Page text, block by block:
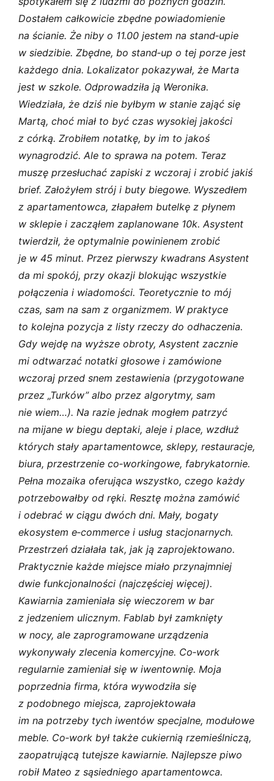
Dostałem całkowicie zbędne powiadomienie
na ścianie. Że niby o 11.00 jestem na stand‑upie
w siedzibie. Zbędne, bo stand‑up o tej porze jest
każdego dnia. Lokalizator pokazywał, że Marta
jest w szkole. Odprowadziła ją Weronika.
Wiedziała, że dziś nie byłbym w stanie zająć się
Martą, choć miał to być czas wysokiej jakości
z córką. Zrobiłem notatkę, by im to jakoś
wynagrodzić. Ale to sprawa na potem. Teraz
muszę przesłuchać zapiski z wczoraj i zrobić jakiś
brief. Założyłem strój i buty biegowe. Wyszedłem
z apartamentowca, złapałem butelkę z płynem
w sklepie i zacząłem zaplanowane 10k. Asystent
twierdził, że optymalnie powinienem zrobić
je w 45 minut. Przez pierwszy kwadrans Asystent
da mi spokój, przy okazji blokując wszystkie
połączenia i wiadomości. Teoretycznie to mój
czas, sam na sam z organizmem. W praktyce
to kolejna pozycja z listy rzeczy do odhaczenia.
Gdy wejdę na wyższe obroty, Asystent zacznie
mi odtwarzać notatki głosowe i zamówione
wczoraj przed snem zestawienia (przygotowane
przez „Turków” albo przez algorytmy, sam
nie wiem…). Na razie jednak mogłem patrzyć
na mijane w biegu deptaki, aleje i place, wzdłuż
których stały apartamentowce, sklepy, restauracje,
biura, przestrzenie co‑workingowe, fabrykatornie.
Pełna mozaika oferująca wszystko, czego każdy
potrzebowałby od ręki. Resztę można zamówić
i odebrać w ciągu dwóch dni. Mały, bogaty
ekosystem e‑commerce i usług stacjonarnych.
Przestrzeń działała tak, jak ją zaprojektowano.
Praktycznie każde miejsce miało przynajmniej
dwie funkcjonalności (najczęściej więcej).
Kawiarnia zamieniała się wieczorem w bar
z jedzeniem ulicznym. Fablab był zamknięty
w nocy, ale zaprogramowane urządzenia
wykonywały zlecenia komercyjne. Co‑work
regularnie zamieniał się w iwentownię. Moja
poprzednia firma, która wywodziła się
z podobnego miejsca, zaprojektowała
im na potrzeby tych iwentów specjalne, modułowe
meble. Co‑work był także cukiernią rzemieślniczą,
zaopatrującą tutejsze kawiarnie. Najlepsze piwo
robił Mateo z sąsiedniego apartamentowca.